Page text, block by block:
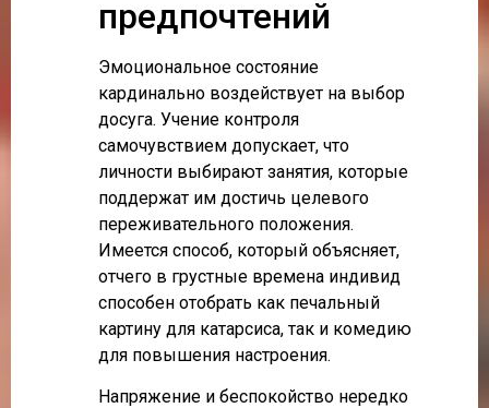
предпочтений
Эмоциональное состояние
кардинально воздействует на выбор
досуга. Учение контроля
самочувствием допускает, что
личности выбирают занятия, которые
поддержат им достичь целевого
переживательного положения.
Имеется способ, который объясняет,
отчего в грустные времена индивид
способен отобрать как печальный
картину для катарсиса, так и комедию
для повышения настроения.
Напряжение и беспокойство нередко